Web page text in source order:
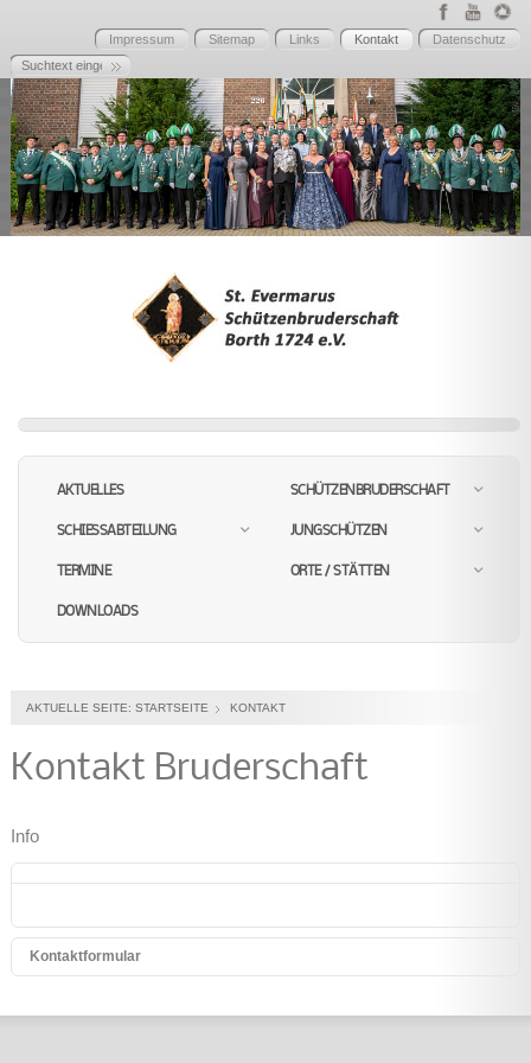
Impressum Sitemap Links Kontakt Datenschutz
AKTUELLES SCHÜTZENBRUDERSCHAFT
SCHIESSABTEILUNG JUNGSCHÜTZEN
TERMINE ORTE / STÄTTEN
DOWNLOADS
AKTUELLE SEITE: STARTSEITE KONTAKT
Kontakt Bruderschaft
Info
Kontaktformular
Eine E-Mail senden